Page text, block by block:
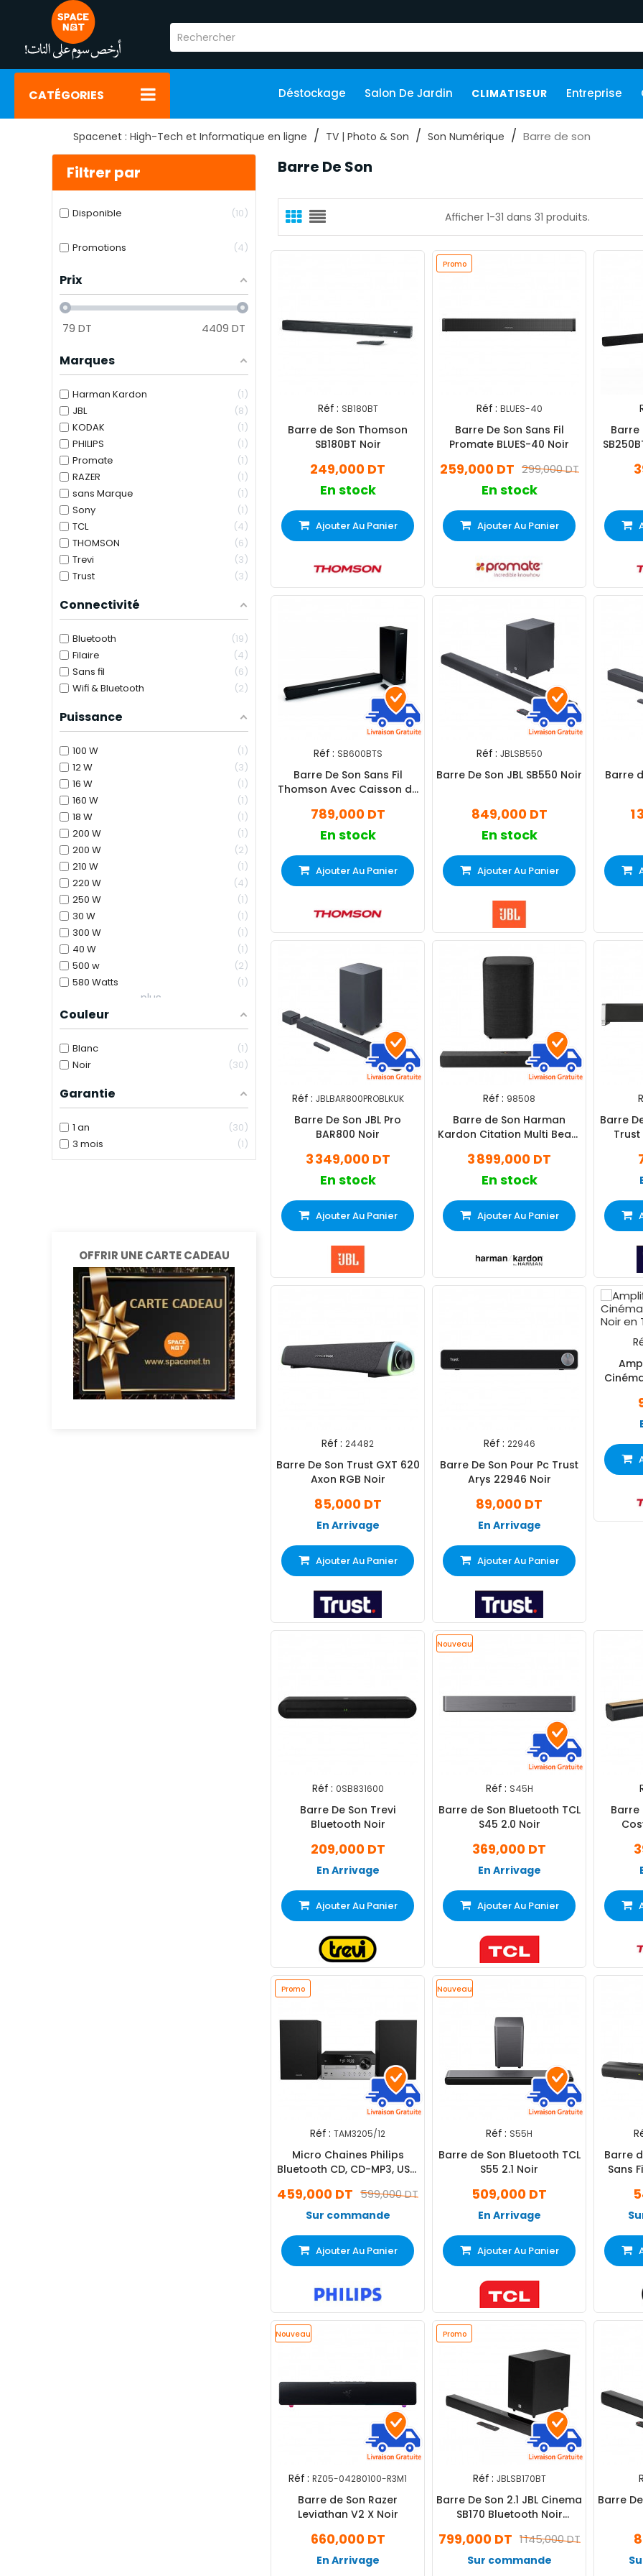
CATÉGORIES Déstockage Salon De Jardin CLIMATISEUR Entreprise
Spacenet : High-Tech et Informatique en ligne TV | Photo & Son Son Numérique Barre de son
Filtrer par
Disponible 10
Promotions 4
Prix
79 DT 4409 DT
Marques
Harman Kardon
1
JBL
8
KODAK
1
PHILIPS
1
Promate
1
RAZER
1
sans Marque
1
Sony
1
TCL
4
THOMSON
6
Trevi
3
Trust
3
Connectivité
Bluetooth
19
Filaire
4
Sans fil
6
Wifi & Bluetooth
2
Puissance
100 W
1
12 W
3
16 W
1
160 W
1
18 W
1
200 W
1
200 W
2
210 W
1
220 W
4
250 W
1
30 W
1
300 W
1
40 W
1
500 w
2
580 Watts
1
plus...
Couleur
Blanc
1
Noir
30
Garantie
1 an
30
3 mois
1
OFFRIR UNE CARTE CADEAU
Barre De Son
Afficher 1-31 dans 31 produits.
Réf : SB180BT
Barre de Son Thomson
SB180BT Noir
249,000 DT
En stock
Ajouter Au Panier
Promo
Réf : BLUES-40
Barre De Son Sans Fil
Promate BLUES-40 Noir
299,000 DT
259,000 DT
En stock
Ajouter Au Panier
Barre
Réf : SB600BTS
Barre De Son Sans Fil
Thomson Avec Caisson de
789,000 DT
En stock
Ajouter Au Panier
Réf : JBLSB550
Barre De Son JBL SB550 Noir
849,000 DT
En stock
Ajouter Au Panier
Barre
1
Réf : JBLBAR800PROBLKUK
Barre De Son JBL Pro
BAR800 Noir
3 349,000 DT
En stock
Ajouter Au Panier
Réf : 98508
Barre de Son Harman
Kardon Citation Multi Beam
3 899,000 DT
En stock
Ajouter Au Panier
Barre
Trust
Réf : 24482
Barre De Son Trust GXT 620
Axon RGB Noir
85,000 DT
En Arrivage
Ajouter Au Panier
Réf : 22946
Barre De Son Pour Pc Trust
Arys 22946 Noir
89,000 DT
En Arrivage
Ajouter Au Panier
Réf : 0SB831600
Barre De Son Trevi
Bluetooth Noir
209,000 DT
En Arrivage
Ajouter Au Panier
Nouveau
Réf : S45H
Barre de Son Bluetooth TCL
S45 2.0 Noir
369,000 DT
En Arrivage
Ajouter Au Panier
Barre
Promo
Réf : TAM3205/12
Micro Chaines Philips
Bluetooth CD, CD-MP3, USB,
599,000 DT
459,000 DT
Sur commande
Ajouter Au Panier
Nouveau
Réf : S55H
Barre de Son Bluetooth TCL
S55 2.1 Noir
509,000 DT
En Arrivage
Ajouter Au Panier
Barre
Sans
Nouveau
Réf : RZ05-04280100-R3M1
Barre de Son Razer
Leviathan V2 X Noir
660,000 DT
En Arrivage
Promo
Réf : JBLSB170BT
Barre De Son 2.1 JBL Cinema
SB170 Bluetooth Noir
1 145,000 DT
799,000 DT
Sur commande
Barre